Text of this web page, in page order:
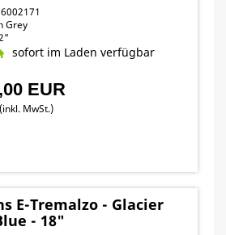
Grey
sofort im Laden verfügbar
EUR
MwSt.)
E-Tremalzo - Glacier
- 18"